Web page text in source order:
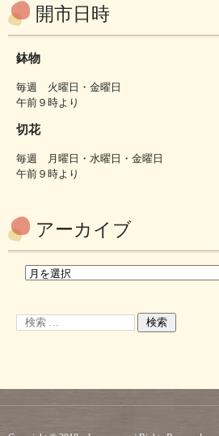
開市日時
鉢物
毎週 火曜日・金曜日
午前９時より
切花
毎週 月曜日・水曜日・金曜日
午前９時より
アーカイブ